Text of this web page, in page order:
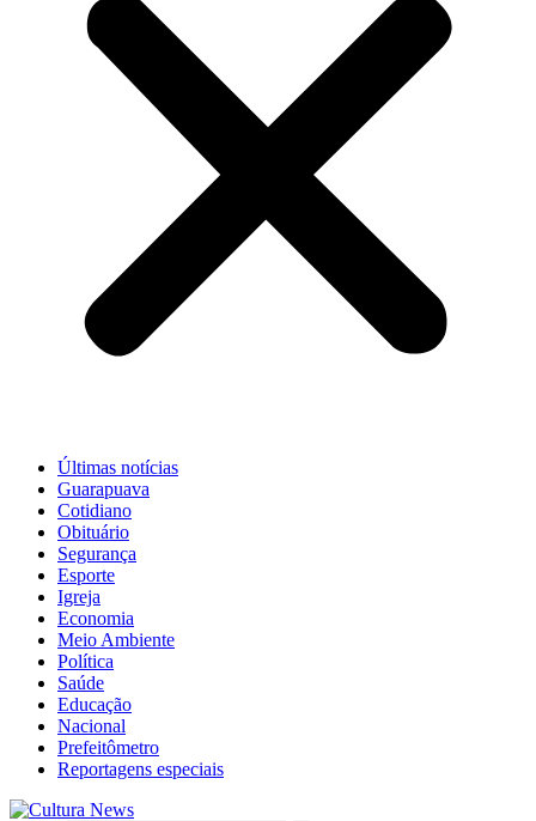
Últimas notícias
Guarapuava
Cotidiano
Obituário
Segurança
Esporte
Igreja
Economia
Meio Ambiente
Política
Saúde
Educação
Nacional
Prefeitômetro
Reportagens especiais